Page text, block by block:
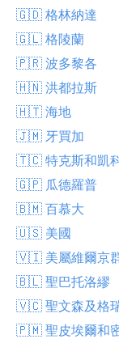
🇬🇩 格林納達
🇬🇱 格陵蘭
🇵🇷 波多黎各
🇭🇳 洪都拉斯
🇭🇹 海地
🇯🇲 牙買加
🇹🇨 特克斯和凱
🇬🇵 瓜德羅普
🇧🇲 百慕大
🇺🇸 美國
🇻🇮 美屬維爾京
🇧🇱 聖巴托洛繆
🇻🇨 聖文森及格
🇵🇲 聖皮埃爾和